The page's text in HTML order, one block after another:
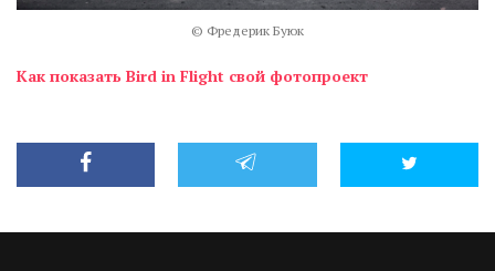
© Фредерик Буюк
Как показать Bird in Flight свой фотопроект